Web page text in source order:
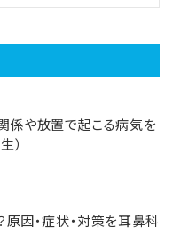
係や放置で起こる病気を
）
因・症状・対策を耳鼻科